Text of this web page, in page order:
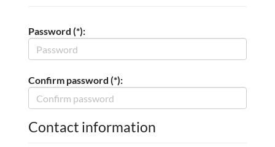
Password (*):
Confirm password (*):
Contact information